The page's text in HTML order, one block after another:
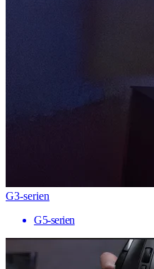
G3-serien
G5-serien